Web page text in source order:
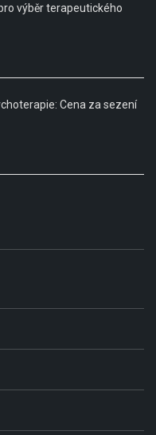
výběr terapeutického
Cena za sezení